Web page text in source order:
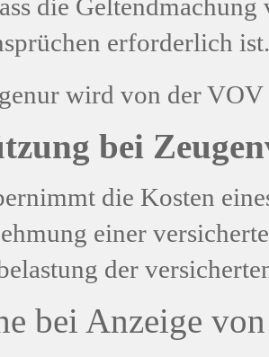
die
erforderlich ist.
wird von der VOV
bei
die Kosten
einer
der
bei Anzeige